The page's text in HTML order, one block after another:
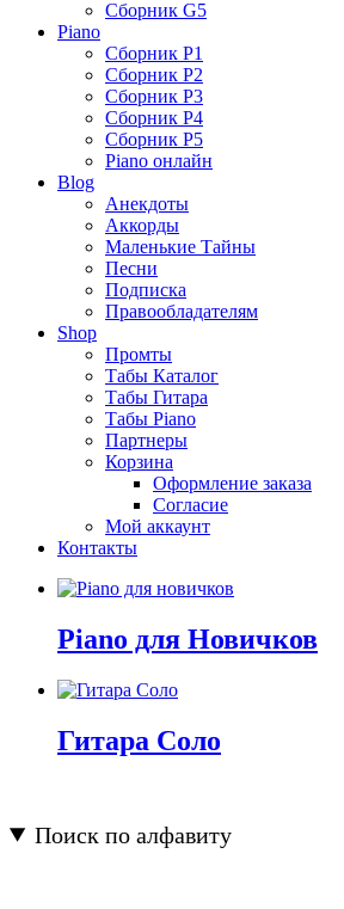
Сборник G5
Piano
Сборник P1
Сборник P2
Сборник P3
Сборник P4
Сборник P5
Piano онлайн
Blog
Анекдоты
Аккорды
Маленькие Тайны
Песни
Подписка
Правообладателям
Shop
Промты
Табы Каталог
Табы Гитара
Табы Piano
Партнеры
Корзина
Оформление заказа
Согласие
Мой аккаунт
Контакты
Piano для Новичков
Гитара Соло
Поиск по алфавиту